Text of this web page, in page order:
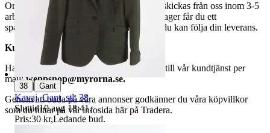
Om du har valt frakt kommer din vara att skickas från oss inom 3-5
arbetsdagar. När din vara har lämnat vårt lager får du ett
spårningsnummer av DSV inom kort där du kan följa din leverans.
Kundservice
Har du frågor eller funderingar hör av dig till vår kundtjänst per
mail:webbshop@myrorna.se.
Genom att buda på våra annonser godkänner du våra köpvillkor
som du hittar på vår infosida här på Tradera.
38 | Gant
Kavaj, Gant, stl. 38
Sluttid10 aug 18:41.
Pris:30 kr,Ledande bud.